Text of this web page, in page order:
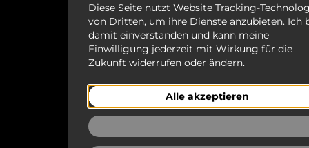
Diese Seite nutzt Website Tracking-
von Dritten, um ihre Dienste anzubieten. Ich
damit einverstanden und kann meine
Einwilligung jederzeit mit Wirkung für die
Zukunft widerrufen oder ändern.
Alle akzeptieren